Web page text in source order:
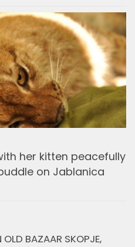
her kitten peacefully
on Jablanica
BAZAAR SKOPJE,